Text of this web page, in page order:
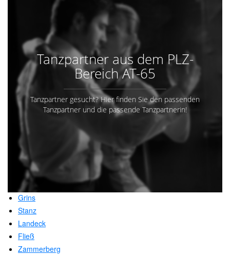
Tanzpartner aus dem PLZ-
Bereich AT-65
Tanzpartner gesucht? Hier finden Sie den passenden
Tanzpartner und die passende Tanzpartnerin!
Grins
Stanz
Landeck
Fließ
Zammerberg